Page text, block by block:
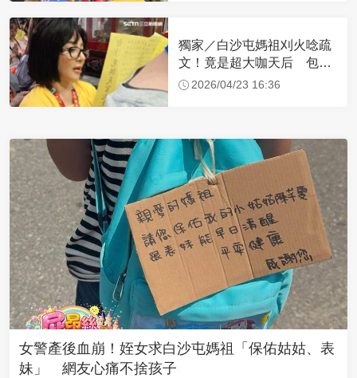
獨家／白沙屯媽祖刈火唸疏
文！竟是超大咖天后 包尿
布忍尿5小時不喊累
2026/04/23 16:36
女警產後血崩！姪女求白沙屯媽祖「保佑姑姑、表
妹」 網友心痛不捨孩子